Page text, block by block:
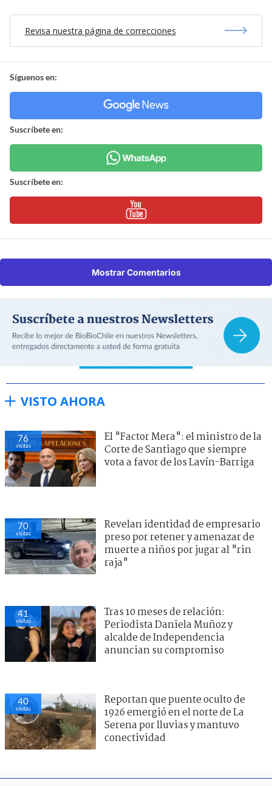
Revisa nuestra página de correcciones
Síguenos en:
Suscríbete en:
Suscríbete en:
Mostrar Comentarios
VISTO AHORA
76
visitas
El "Factor Mera": el ministro de la
Corte de Santiago que siempre
vota a favor de los Lavín-Barriga
70
visitas
Revelan identidad de empresario
preso por retener y amenazar de
muerte a niños por jugar al "rin
raja"
41
visitas
Tras 10 meses de relación:
Periodista Daniela Muñoz y
alcalde de Independencia
anuncian su compromiso
40
visitas
Reportan que puente oculto de
1926 emergió en el norte de La
Serena por lluvias y mantuvo
conectividad